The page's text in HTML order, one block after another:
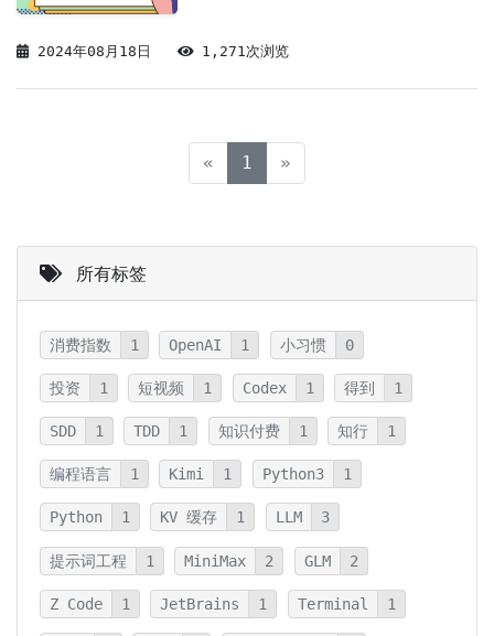
2024年08月18日 1,271次浏览
« 1 (current)
»
所有标签
消费指数 1 OpenAI 1 小习惯 0
投资 1 短视频 1 Codex 1 得到 1
SDD 1 TDD 1 知识付费 1 知行 1
编程语言 1 Kimi 1 Python3 1
Python 1 KV 缓存 1 LLM 3
提示词工程 1 MiniMax 2 GLM 2
Z Code 1 JetBrains 1 Terminal 1